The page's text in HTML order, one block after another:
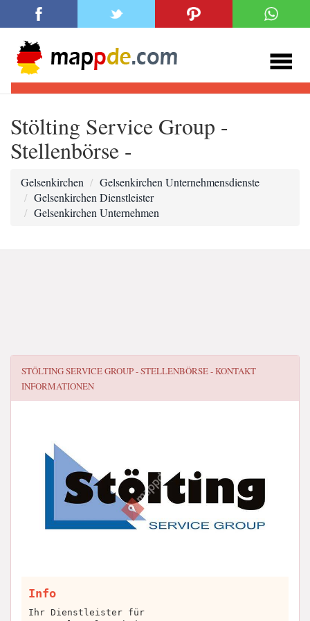
Stölting Service Group -
Stellenbörse -
Gelsenkirchen
Gelsenkirchen Unternehmensdienste
Gelsenkirchen Dienstleister
Gelsenkirchen Unternehmen
STÖLTING SERVICE GROUP - STELLENBÖRSE -KONTAKT
INFORMATIONEN
Info
Ihr Dienstleister für